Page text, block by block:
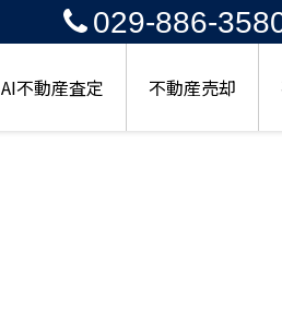
029-886-
AI不動産査定 不動産売却